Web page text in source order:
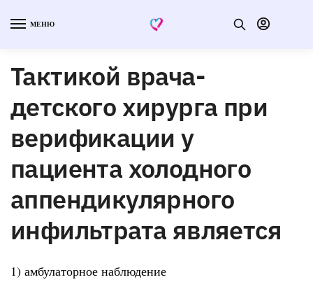
МЕНЮ
Тактикой врача-
детского хирурга при
верификации у
пациента холодного
аппендикулярного
инфильтрата является
1) амбулаторное наблюдение